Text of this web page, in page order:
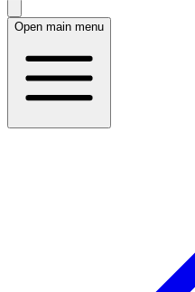
Open main menu